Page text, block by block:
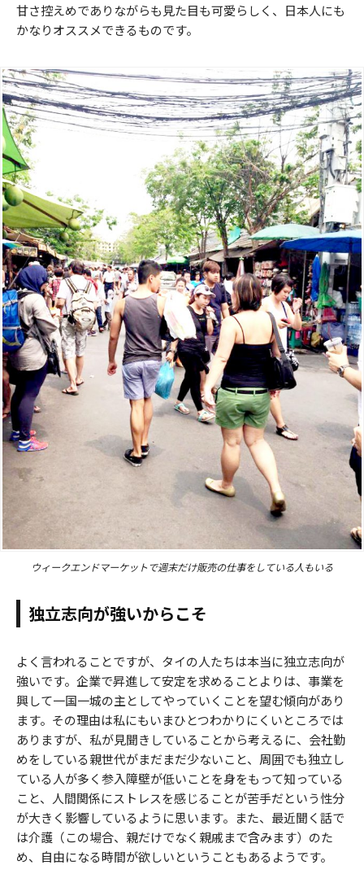
甘さ控えめでありながらも見た目も可愛らしく、日本人にも
かなりオススメできるものです。
ウィークエンドマーケットで週末だけ販売の仕事をしている人もいる
独立志向が強いからこそ
よく言われることですが、タイの人たちは本当に独立志向が
強いです。企業で昇進して安定を求めることよりは、事業を
興して一国一城の主としてやっていくことを望む傾向があり
ます。その理由は私にもいまひとつわかりにくいところでは
ありますが、私が見聞きしていることから考えるに、会社勤
めをしている親世代がまだまだ少ないこと、周囲でも独立し
ている人が多く参入障壁が低いことを身をもって知っている
こと、人間関係にストレスを感じることが苦手だという性分
が大きく影響しているように思います。また、最近聞く話で
は介護（この場合、親だけでなく親戚まで含みます）のた
め、自由になる時間が欲しいということもあるようです。